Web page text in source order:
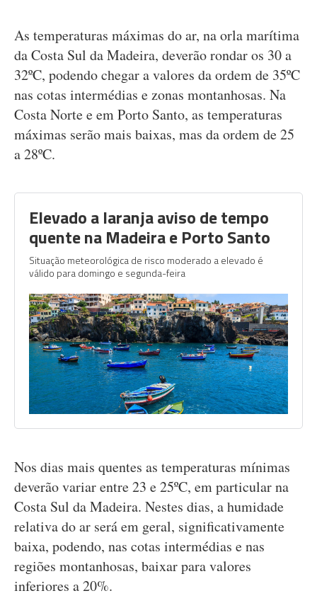
As temperaturas máximas do ar, na orla marítima
da Costa Sul da Madeira, deverão rondar os 30 a
32ºC, podendo chegar a valores da ordem de 35ºC
nas cotas intermédias e zonas montanhosas. Na
Costa Norte e em Porto Santo, as temperaturas
máximas serão mais baixas, mas da ordem de 25
a 28ºC.
Elevado a laranja aviso de tempo
quente na Madeira e Porto Santo
Situação meteorológica de risco moderado a elevado é
válido para domingo e segunda-feira
Nos dias mais quentes as temperaturas mínimas
deverão variar entre 23 e 25ºC, em particular na
Costa Sul da Madeira. Nestes dias, a humidade
relativa do ar será em geral, significativamente
baixa, podendo, nas cotas intermédias e nas
regiões montanhosas, baixar para valores
inferiores a 20%.